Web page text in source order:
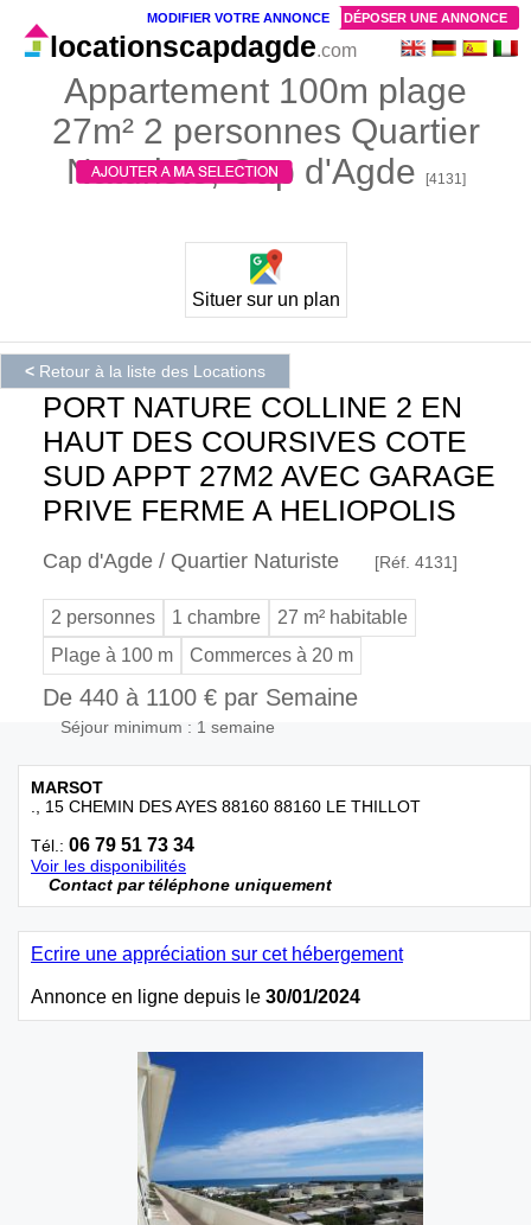
Appartement 100m plage
27m² 2 personnes Quartier
Naturiste, Cap d'Agde
[4131]
locationscapdagde.com
Situer sur un plan
< Retour à la liste des Locations
PORT NATURE COLLINE 2 EN
HAUT DES COURSIVES COTE
SUD APPT 27M2 AVEC GARAGE
PRIVE FERME A HELIOPOLIS
Cap d'Agde / Quartier Naturiste [Réf. 4131]
2 personnes 1 chambre
27 m² habitable
Plage à 100 m
Commerces à 20 m
De 440 à 1100 € par Semaine
Séjour minimum : 1 semaine
MARSOT
., 15 CHEMIN DES AYES 88160 88160 LE THILLOT
Tél.: 06 79 51 73 34
Voir les disponibilités
Contact par téléphone uniquement
Ecrire une appréciation sur cet hébergement
Annonce en ligne depuis le 30/01/2024
DÉPOSER UNE ANNONCE
MODIFIER VOTRE ANNONCE